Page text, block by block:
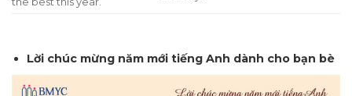
Lời chúc mừng năm mới tiếng Anh dành cho bạn bè